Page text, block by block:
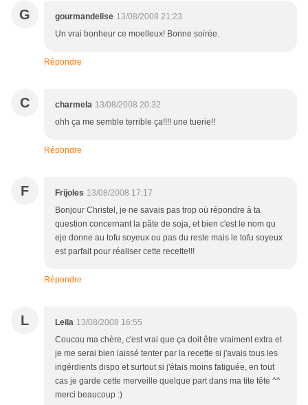
G gourmandelise 13/08/2008 21:23
Un vrai bonheur ce moelleux! Bonne soirée.
Répondre
C charmela 13/08/2008 20:32
ohh ça me semble terrible ça!!!! une tuerie!!
Répondre
F Frijoles 13/08/2008 17:17
Bonjour Christel, je ne savais pas trop où répondre à ta
question concernant la pâte de soja, et bien c'est le nom qu
eje donne au tofu soyeux ou pas du reste mais le tofu soyeux
est parfait pour réaliser cette recette!!!
Répondre
L Leila 13/08/2008 16:55
Coucou ma chère, c'est vrai que ça doit être vraiment extra et
je me serai bien laissé tenter par la recette si j'avais tous les
ingérdients dispo et surtout si j'étais moins fatiguée, en tout
cas je garde cette merveille quelque part dans ma tite tête ^^
merci beaucoup :)